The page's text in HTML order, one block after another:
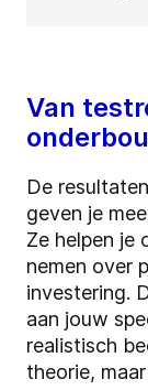
Van
De
geven je
Ze helpen je
nemen over
investering.
aan jouw
realistisch
theorie,